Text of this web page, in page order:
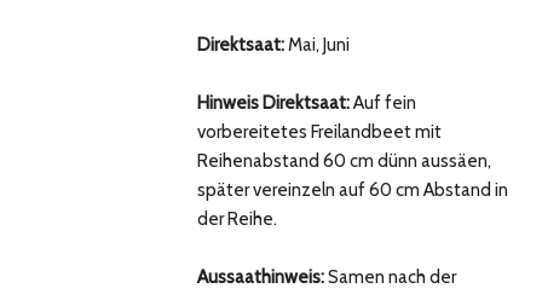
Direktsaat:Mai, Juni
Hinweis Direktsaat:Auf fein
vorbereitetes Freilandbeet mit
Reihenabstand 60 cm dünn aussäen,
später vereinzeln auf 60 cm Abstand in
der Reihe.
Aussaathinweis:Samen nach der